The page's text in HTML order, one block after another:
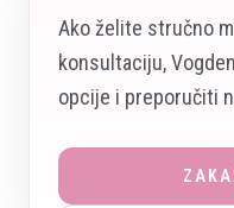
Ako želite stručno
konsultaciju,
opcije i preporučiti